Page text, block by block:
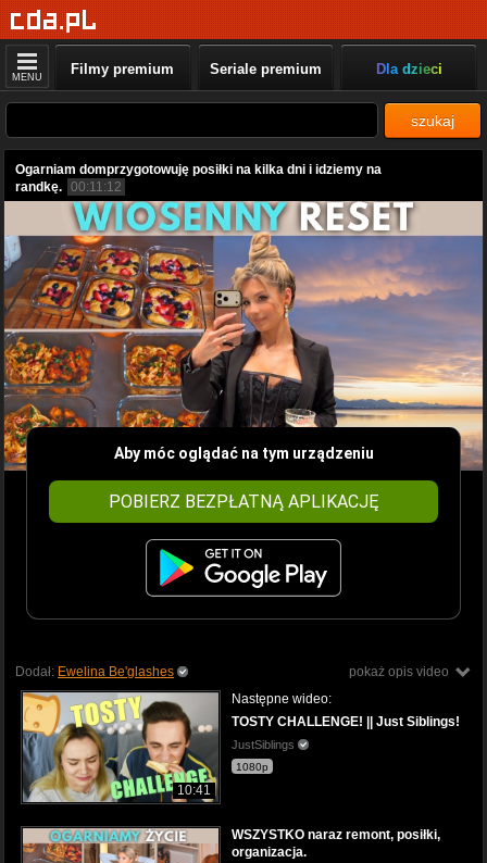
MENU Filmy premium Seriale premium Dla dzieci
szukaj
Ogarniam domprzygotowuję posiłki na kilka dni i idziemy na
randkę. 00:11:12
Aby móc oglądać na tym urządzeniu
POBIERZ BEZPŁATNĄ APLIKACJĘ
pokaż opis video
Dodał: Ewelina Be'glashes
10:41
Następne wideo:
TOSTY CHALLENGE! || Just Siblings!
JustSiblings
1080p
WSZYSTKO naraz remont, posiłki,
organizacja.